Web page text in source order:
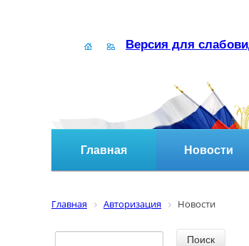
Версия для
Главная Новости
Главная Авторизация Новости